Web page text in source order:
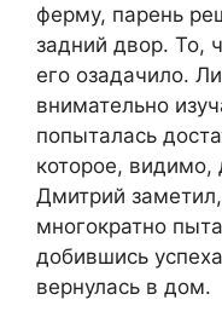
ферму, парень
задний двор. То,
его озадачило.
внимательно
попыталась
которое,
Дмитрий
многократно
добившись
вернулась в дом.